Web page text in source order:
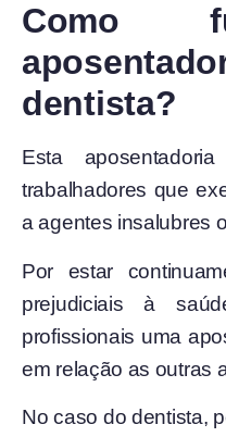
Como
dentista?
Esta
trabalhadores que
a agentes insalubres
Por estar
prejudiciais à
profissionais uma
em relação as outras
No caso do dentista,